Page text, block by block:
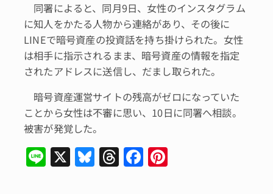
同署によると、同月9日、女性のインスタグラム
に知人をかたる人物から連絡があり、その後に
LINEで暗号資産の投資話を持ち掛けられた。女性
は相手に指示されるまま、暗号資産の情報を指定
されたアドレスに送信し、だまし取られた。
暗号資産運営サイトの残高がゼロになっていた
ことから女性は不審に思い、10日に同署へ相談。
被害が発覚した。
Li X Bl T F